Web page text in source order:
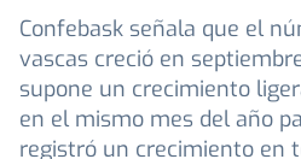
Confebask señala que el
vascas creció en
supone un crecimiento
en el mismo mes del año
registró un crecimiento en